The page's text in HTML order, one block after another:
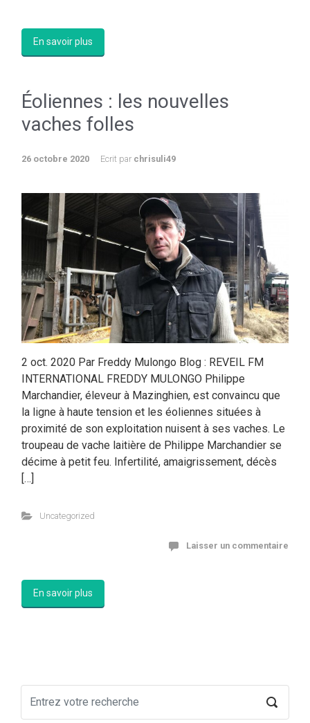
En savoir plus
Éoliennes : les nouvelles
vaches folles
26 octobre 2020 Ecrit par chrisuli49
2 oct. 2020 Par Freddy Mulongo Blog : REVEIL FM
INTERNATIONAL FREDDY MULONGO Philippe
Marchandier, éleveur à Mazinghien, est convaincu que
la ligne à haute tension et les éoliennes situées à
proximité de son exploitation nuisent à ses vaches. Le
troupeau de vache laitière de Philippe Marchandier se
décime à petit feu. Infertilité, amaigrissement, décès
[…]
Uncategorized
Laisser un commentaire
En savoir plus